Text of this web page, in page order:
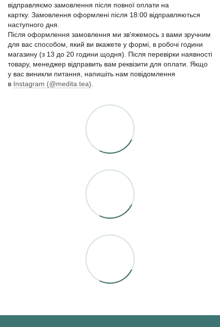
відправляємо замовлення після повної оплати на
картку. Замовлення оформлені після 18:00 відправляються
наступного дня.
Після оформлення замовлення ми зв'яжемось з вами зручним
для вас способом, який ви вкажете у формі, в робочі години
магазину (з 13 до 20 години щодня). Після перевірки наявності
товару, менеджер відправить вам реквізити для оплати. Якщо
у вас виникли питання, напишіть нам повідомлення
в Instagram (@medita.tea)